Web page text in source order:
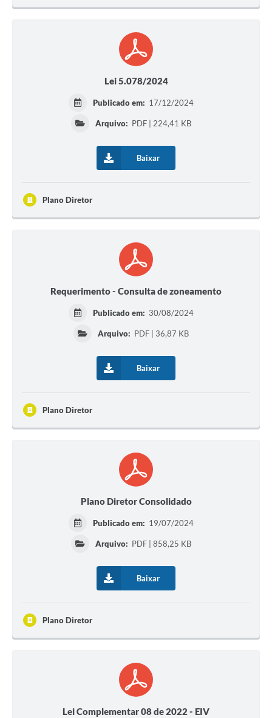
Lei 5.078/2024
Publicado em: 17/12/2024
Arquivo: PDF | 224,41 KB
Baixar
Plano Diretor
Requerimento - Consulta de zoneamento
Publicado em: 30/08/2024
Arquivo: PDF | 36,87 KB
Baixar
Plano Diretor
Plano Diretor Consolidado
Publicado em: 19/07/2024
Arquivo: PDF | 858,25 KB
Baixar
Plano Diretor
Lei Complementar 08 de 2022 - EIV